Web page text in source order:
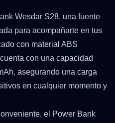
Wesdar S28, una fuente
para acompañarte en tus
con material ABS
con una capacidad
asegurando una carga
en cualquier momento y
el Power Bank